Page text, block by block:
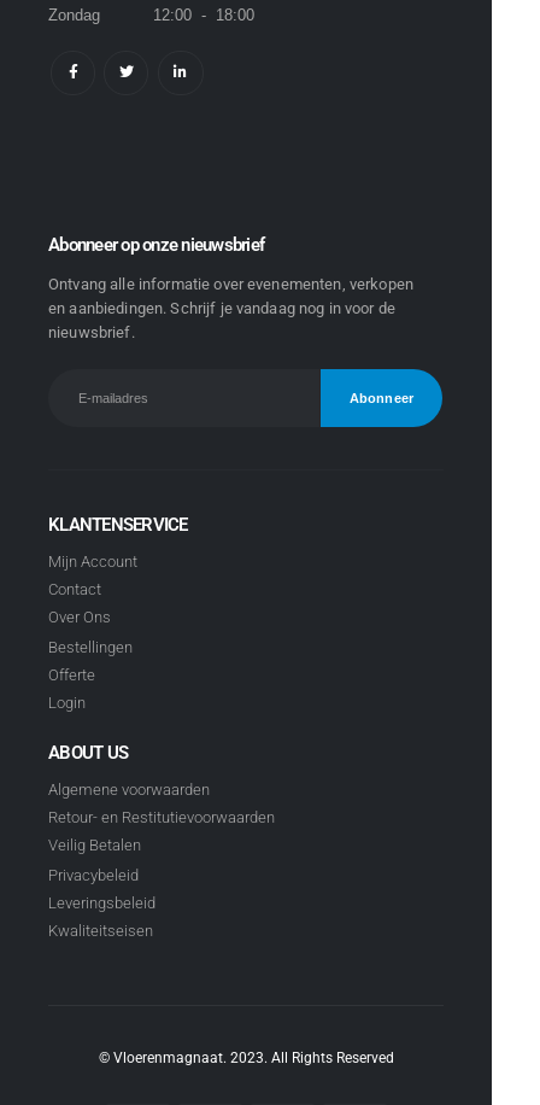
Zondag 12:00 - 18:00
Abonneer op onze nieuwsbrief
Ontvang alle informatie over evenementen, verkopen
en aanbiedingen. Schrijf je vandaag nog in voor de
nieuwsbrief.
KLANTENSERVICE
Mijn Account
Contact
Over Ons
Bestellingen
Offerte
Login
ABOUT US
Algemene voorwaarden
Retour- en Restitutievoorwaarden
Veilig Betalen
Privacybeleid
Leveringsbeleid
Kwaliteitseisen
© Vloerenmagnaat. 2023. All Rights Reserved